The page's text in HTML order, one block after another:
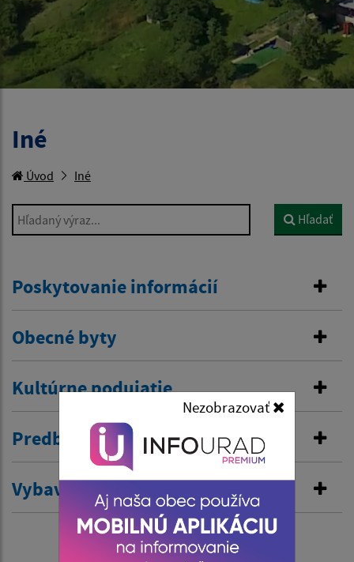
Iné
Úvod Iné
Hľadaný výraz... Hľadať
Poskytovanie informácií
Obecné byty
Kultúrne podujatie
Predbežná ochrana
Vybavenie rybárského lístka
Nezobrazovať